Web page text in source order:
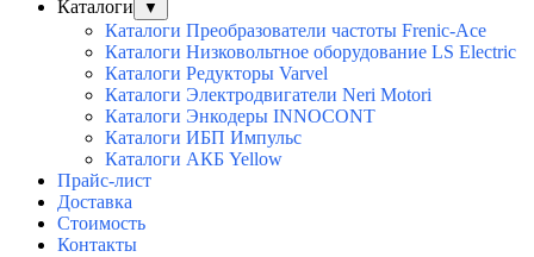
Каталоги
▼
Каталоги Преобразователи частоты Frenic-Ace
Каталоги Низковольтное оборудование LS Electric
Каталоги Редукторы Varvel
Каталоги Электродвигатели Neri Motori
Каталоги Энкодеры INNOCONT
Каталоги ИБП Импульс
Каталоги АКБ Yellow
Прайс-лист
Доставка
Стоимость
Контакты